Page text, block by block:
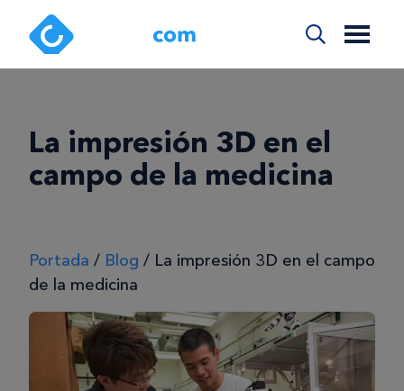
La impresión 3D en el
campo de la medicina
Portada / Blog / La impresión 3D en el campo
de la medicina